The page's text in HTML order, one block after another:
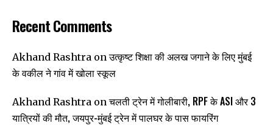
Recent Comments
Akhand Rashtra onउत्कृष्ट शिक्षा की अलख जगाने के लिए मुंबई
के वकील ने गांव में खोला स्कूल
Akhand Rashtra onचलती ट्रेन में गोलीबारी, RPF के ASI और 3
यात्रियों की मौत, जयपुर-मुंबई ट्रेन में पालघर के पास फायरिंग